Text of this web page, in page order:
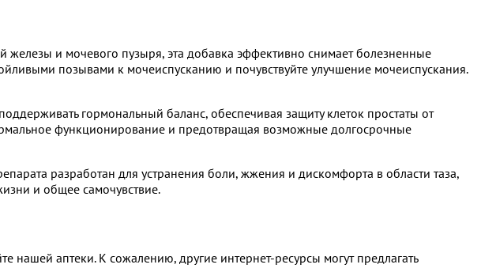
железы и мочевого пузыря, эта добавка эффективно снимает болезненные
позывами к мочеиспусканию и почувствуйте улучшение мочеиспускания.
гормональный баланс, обеспечивая защиту клеток простаты от
функционирование и предотвращая возможные долгосрочные
разработан для устранения боли, жжения и дискомфорта в области таза,
и общее самочувствие.
аптеки. К сожалению, другие интернет-ресурсы могут предлагать